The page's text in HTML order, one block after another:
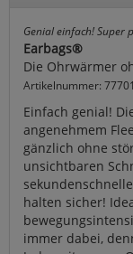
Genial einfach! Super
Earbags®
Die Ohrwärmer
Artikelnummer:
Einfach genial!
angenehmem
gänzlich ohne
unsichtbaren
halten sicher!
immer dabei,